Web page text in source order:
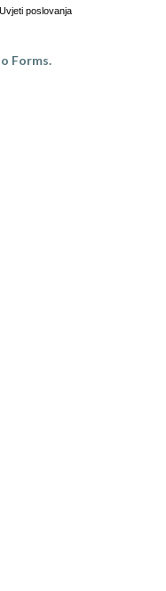
Uvjeti poslovanja
Forms.